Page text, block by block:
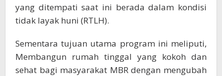
yang ditempati saat ini berada dalam kondisi
tidak layak huni (RTLH).
Sementara tujuan utama program ini meliputi,
Membangun rumah tinggal yang kokoh dan
sehat bagi masyarakat MBR dengan mengubah